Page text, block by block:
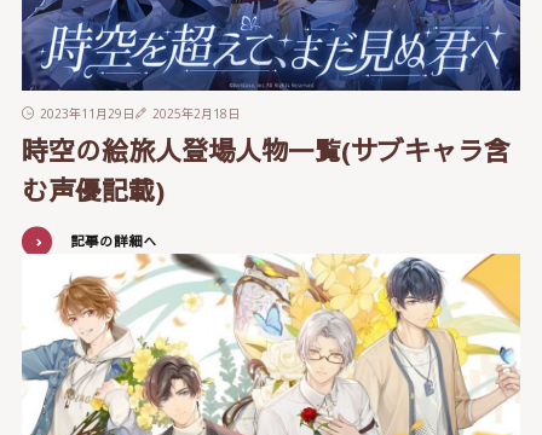
2023年11月29日 2025年2月18日
時空の絵旅人登場人物一覧(サブキャラ含
む声優記載)
記事の詳細へ